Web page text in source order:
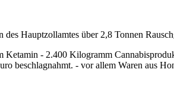
Hauptzollamtes über 2,8 Tonnen
- 2.400 Kilogramm
beschlagnahmt. - vor allem Waren aus